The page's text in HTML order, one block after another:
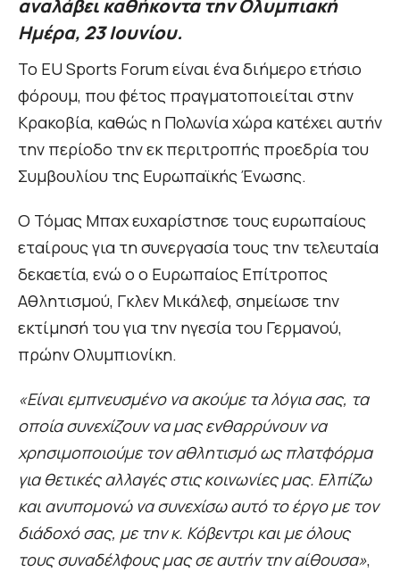
αναλάβει καθήκοντα την Ολυμπιακή
Ημέρα, 23 Ιουνίου.
Το EU Sports Forum είναι ένα διήμερο ετήσιο
φόρουμ, που φέτος πραγματοποιείται στην
Κρακοβία, καθώς η Πολωνία χώρα κατέχει αυτήν
την περίοδο την εκ περιτροπής προεδρία του
Συμβουλίου της Ευρωπαϊκής Ένωσης.
Ο Τόμας Μπαχ ευχαρίστησε τους ευρωπαίους
εταίρους για τη συνεργασία τους την τελευταία
δεκαετία, ενώ ο ο Ευρωπαίος Επίτροπος
Αθλητισμού, Γκλεν Μικάλεφ, σημείωσε την
εκτίμησή του για την ηγεσία του Γερμανού,
πρώην Ολυμπιονίκη.
«Είναι εμπνευσμένο να ακούμε τα λόγια σας, τα
οποία συνεχίζουν να μας ενθαρρύνουν να
χρησιμοποιούμε τον αθλητισμό ως πλατφόρμα
για θετικές αλλαγές στις κοινωνίες μας. Ελπίζω
και ανυπομονώ να συνεχίσω αυτό το έργο με τον
διάδοχό σας, με την κ. Κόβεντρι και με όλους
τους συναδέλφους μας σε αυτήν την αίθουσα»,